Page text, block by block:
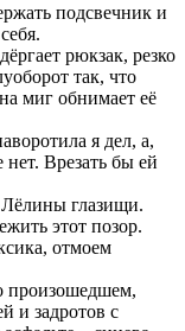
подсвечник и
рюкзак, резко
так, что
миг обнимает её
я дел, а,
Врезать бы ей
Лёлины глазищи.
этот позор.
отмоем
произошедшем,
и задротов с